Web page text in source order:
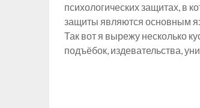
психологических защитах, в
защиты являются основным
Так вот я вырежу несколько
подъёбок, издевательства,